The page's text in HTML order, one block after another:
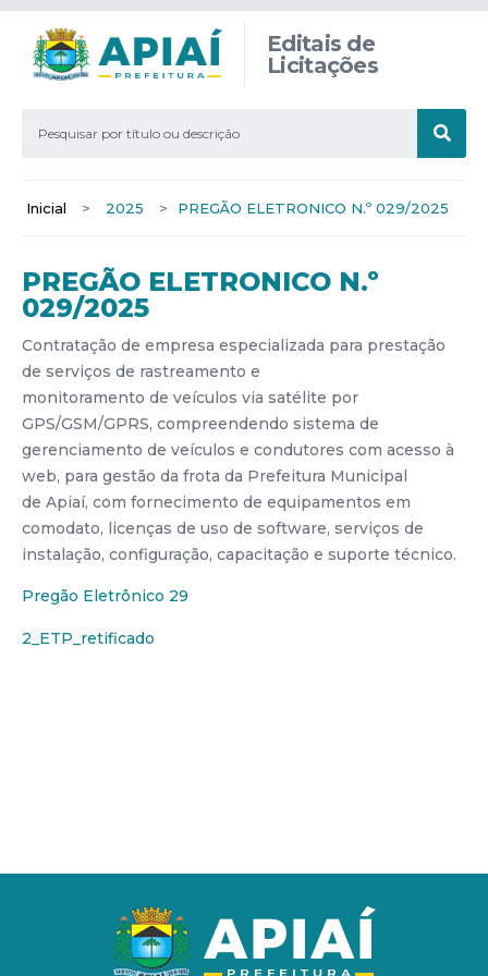
Editais de
Licitações
Inicial > 2025 > PREGÃO ELETRONICO N.º 029/2025
PREGÃO ELETRONICO N.º
029/2025
Contratação de empresa especializada para prestação
de serviços de rastreamento e
monitoramento de veículos via satélite por
GPS/GSM/GPRS, compreendendo sistema de
gerenciamento de veículos e condutores com acesso à
web, para gestão da frota da Prefeitura Municipal
de Apiaí, com fornecimento de equipamentos em
comodato, licenças de uso de software, serviços de
instalação, configuração, capacitação e suporte técnico.
Pregão Eletrônico 29
2_ETP_retificado